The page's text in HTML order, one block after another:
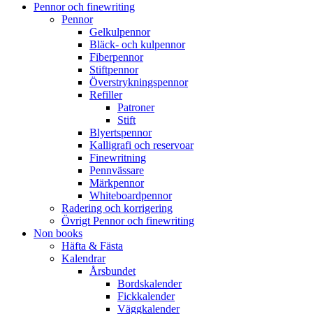
Pennor och finewriting
Pennor
Gelkulpennor
Bläck- och kulpennor
Fiberpennor
Stiftpennor
Överstrykningspennor
Refiller
Patroner
Stift
Blyertspennor
Kalligrafi och reservoar
Finewritning
Pennvässare
Märkpennor
Whiteboardpennor
Radering och korrigering
Övrigt Pennor och finewriting
Non books
Häfta & Fästa
Kalendrar
Årsbundet
Bordskalender
Fickkalender
Väggkalender